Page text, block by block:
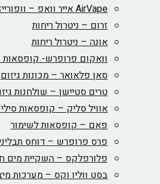
AirVape אייר וואפ – וופורייזר
זרום – ניטרול ריחות
אונה – ניטרול ריחות
וואקום פרופרש- קופסאות
סאן פלאואר – מכונות גיזום
טרים סטיישן – שולחנות
אוויל סליק – קופסאות
פאם – קופסאות לשימור
פרס פרופרש – דוחס
פלורפלקס – השקיית מים
בסט ווליו וקס – מערכות